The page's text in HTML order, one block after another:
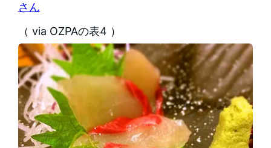
さん
（ via OZPAの表4 ）